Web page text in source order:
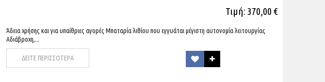
Τιμή: 370,00 €
Άδεια χρήσης και για υπαίθριες αγορές Μπαταρία λιθίου που εγγυάται μέγιστη αυτονομία λειτουργίας
Αδιάβροχη,...
ΔΕΙΤΕ ΠΕΡΙΣΣΟΤΕΡΑ